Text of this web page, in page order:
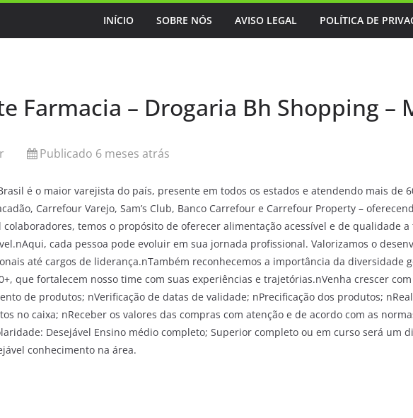
INÍCIO SOBRE NÓS AVISO LEGAL POLÍTICA DE
Farmacia – Drogaria Bh Shopping –
Publicado 6 meses atrás
é o maior varejista do país, presente em todos os estados e atendendo mais de
Carrefour Varejo, Sam’s Club, Banco Carrefour e Carrefour Property –
temos o propósito de oferecer alimentação acessível e de qualidade
cada pessoa pode evoluir em sua jornada profissional. Valorizamos o
até cargos de liderança.nTambém reconhecemos a importância da
que fortalecem nosso time com suas experiências e trajetórias.nVenha crescer
de produtos; nVerificação de datas de validade; nPrecificação dos produtos;
no caixa; nReceber os valores das compras com atenção e de acordo com as
Desejável Ensino médio completo; Superior completo ou em curso será um
conhecimento na área.